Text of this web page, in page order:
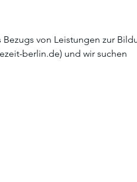
von Leistungen zur
berlin.de) und wir suchen